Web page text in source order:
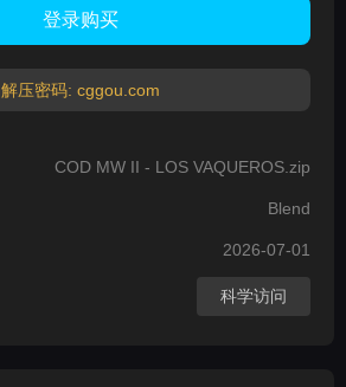
登录购买
解压密码: cggou.com
COD MW II - LOS VAQUEROS.zip
Blend
2026-07-01
科学访问